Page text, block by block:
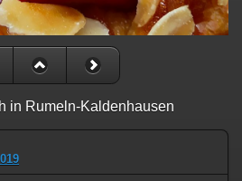
in Rumeln-Kaldenhausen